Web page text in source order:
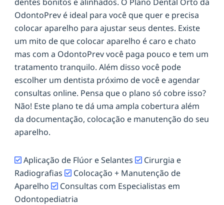
OdontoPrev é ideal para você que quer e precisa
colocar aparelho para ajustar seus dentes. Existe
um mito de que colocar aparelho é caro e chato
mas com a OdontoPrev você paga pouco e tem um
tratamento tranquilo. Além disso você pode
escolher um dentista próximo de você e agendar
consultas online. Pensa que o plano só cobre isso?
Não! Este plano te dá uma ampla cobertura além
da documentação, colocação e manutenção do seu
aparelho.
Aplicação de Flúor e Selantes
Cirurgia e
Radiografias
Colocação + Manutenção de
Aparelho
Consultas com Especialistas em
Odontopediatria